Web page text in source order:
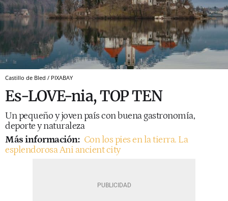
Castillo de Bled / PIXABAY
Es-LOVE-nia, TOP TEN
Un pequeño y joven país con buena gastronomía,
deporte y naturaleza
Más información: Con los pies en la tierra. La
esplendorosa Ani ancient city